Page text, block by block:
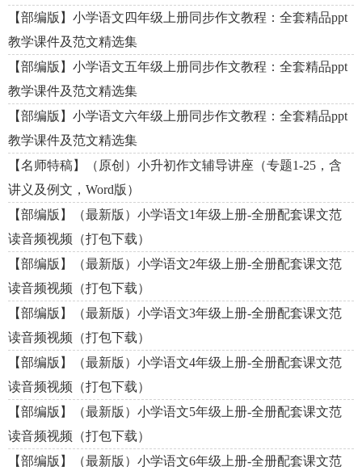
【部编版】小学语文四年级上册同步作文教程：全套精品ppt
教学课件及范文精选集
【部编版】小学语文五年级上册同步作文教程：全套精品ppt
教学课件及范文精选集
【部编版】小学语文六年级上册同步作文教程：全套精品ppt
教学课件及范文精选集
【名师特稿】（原创）小升初作文辅导讲座（专题1-25，含
讲义及例文，Word版）
【部编版】（最新版）小学语文1年级上册-全册配套课文范
读音频视频（打包下载）
【部编版】（最新版）小学语文2年级上册-全册配套课文范
读音频视频（打包下载）
【部编版】（最新版）小学语文3年级上册-全册配套课文范
读音频视频（打包下载）
【部编版】（最新版）小学语文4年级上册-全册配套课文范
读音频视频（打包下载）
【部编版】（最新版）小学语文5年级上册-全册配套课文范
读音频视频（打包下载）
【部编版】（最新版）小学语文6年级上册-全册配套课文范